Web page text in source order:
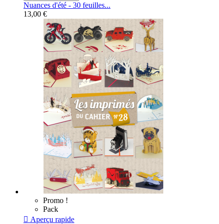
Nuances d'été - 30 feuilles...
13,00 €
Promo !
Pack
 Aperçu rapide